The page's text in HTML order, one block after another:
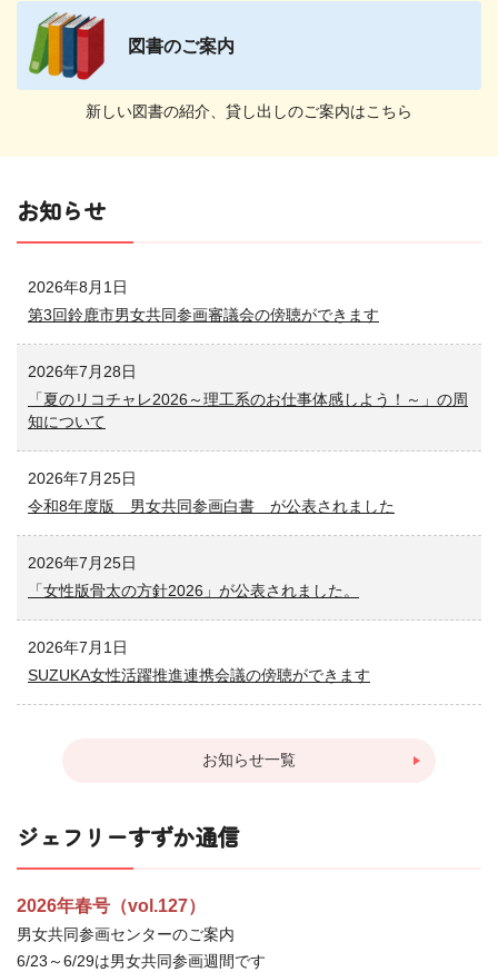
図書のご案内
新しい図書の紹介、 貸し出しのご案内はこちら
お知らせ
2026年8月1日
第3回鈴鹿市男女共同参画審議会の傍聴ができます
2026年7月28日
「夏のリコチャレ2026～理工系のお仕事体感しよう！～」の周
知について
2026年7月25日
令和8年度版 男女共同参画白書 が公表されました
2026年7月25日
「女性版骨太の方針2026」が公表されました。
2026年7月1日
SUZUKA女性活躍推進連携会議の傍聴ができます
お知らせ一覧
ジェフリーすずか通信
2026年春号（vol.127）
男女共同参画センターのご案内
6/23～6/29は男女共同参画週間です